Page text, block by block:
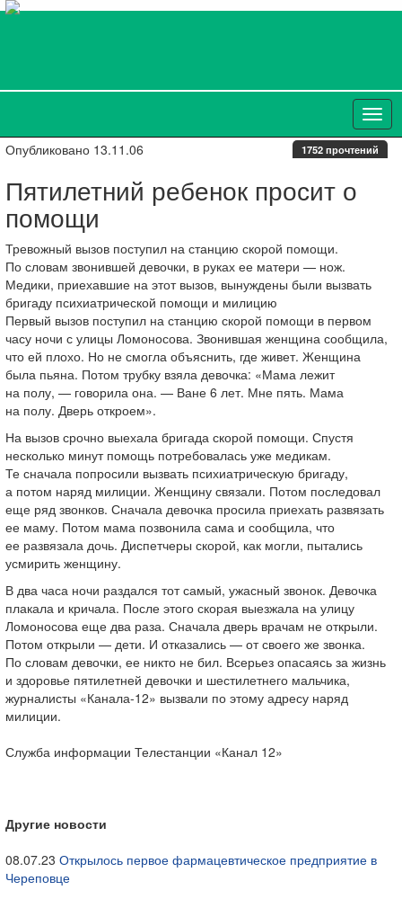
Опубликовано 13.11.06 1752 прочтений
Пятилетний ребенок просит о
помощи
Тревожный вызов поступил на станцию скорой помощи.
По словам звонившей девочки, в руках ее матери — нож.
Медики, приехавшие на этот вызов, вынуждены были вызвать
бригаду психиатрической помощи и милицию
Первый вызов поступил на станцию скорой помощи в первом
часу ночи с улицы Ломоносова. Звонившая женщина сообщила,
что ей плохо. Но не смогла объяснить, где живет. Женщина
была пьяна. Потом трубку взяла девочка: «Мама лежит
на полу, — говорила она. — Ване 6 лет. Мне пять. Мама
на полу. Дверь откроем».
На вызов срочно выехала бригада скорой помощи. Спустя
несколько минут помощь потребовалась уже медикам.
Те сначала попросили вызвать психиатрическую бригаду,
а потом наряд милиции. Женщину связали. Потом последовал
еще ряд звонков. Сначала девочка просила приехать развязать
ее маму. Потом мама позвонила сама и сообщила, что
ее развязала дочь. Диспетчеры скорой, как могли, пытались
усмирить женщину.
В два часа ночи раздался тот самый, ужасный звонок. Девочка
плакала и кричала. После этого скорая выезжала на улицу
Ломоносова еще два раза. Сначала дверь врачам не открыли.
Потом открыли — дети. И отказались — от своего же звонка.
По словам девочки, ее никто не бил. Всерьез опасаясь за жизнь
и здоровье пятилетней девочки и шестилетнего мальчика,
журналисты «Канала-12» вызвали по этому адресу наряд
милиции.
Служба информации Телестанции «Канал 12»
Другие новости
08.07.23 Открылось первое фармацевтическое предприятие в
Череповце